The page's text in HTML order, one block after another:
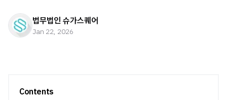
법무법인 슈가스퀘어
Jan 22, 2026
Contents